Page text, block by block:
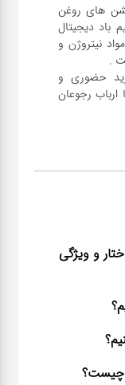
های روغن
باد دیجیتال
نیتروژن و
حضوری و
ارباب رجوعان
و ویژگی
چیست؟